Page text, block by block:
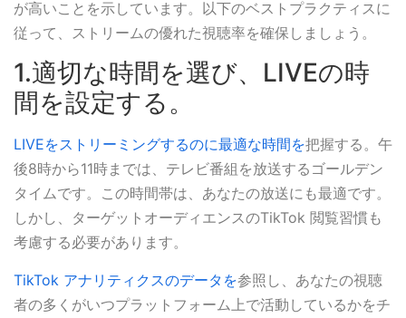
が高いことを示しています。以下のベストプラクティスに
従って、ストリームの優れた視聴率を確保しましょう。
1.適切な時間を選び、LIVEの時
間を設定する。
LIVEをストリーミングするのに最適な時間を把握する。午
後8時から11時までは、テレビ番組を放送するゴールデン
タイムです。この時間帯は、あなたの放送にも最適です。
しかし、ターゲットオーディエンスのTikTok 閲覧習慣も
考慮する必要があります。
TikTok アナリティクスのデータを参照し、あなたの視聴
者の多くがいつプラットフォーム上で活動しているかをチ